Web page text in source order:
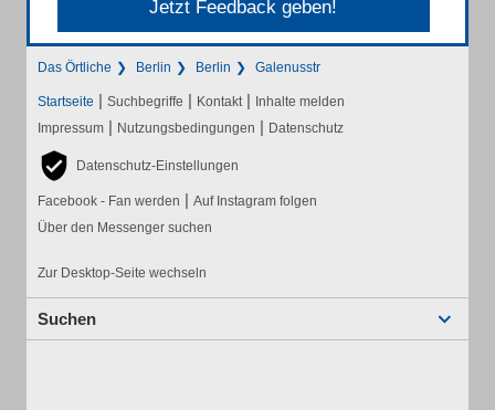
Jetzt Feedback geben!
Das Örtliche Berlin Berlin Galenusstr
Startseite | Suchbegriffe | Kontakt | Inhalte melden
Impressum | Nutzungsbedingungen | Datenschutz
Datenschutz-Einstellungen
Facebook - Fan werden | Auf Instagram folgen
Über den Messenger suchen
Zur Desktop-Seite wechseln
Suchen